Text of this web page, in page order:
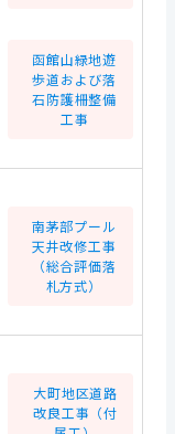
函館山緑地遊
歩道および落
石防護柵整備
工事
南茅部プール
天井改修工事
（総合評価落
札方式）
大町地区道路
改良工事（付